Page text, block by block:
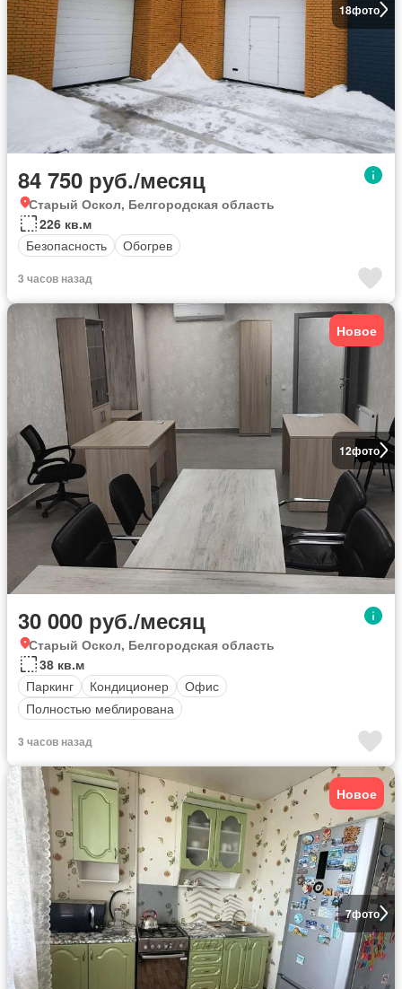
18фото
84 750 руб./месяц
Старый Оскол, Белгородская область
226 кв.м
Безопасность
Обогрев
3 часов назад
12фото
Новое
30 000 руб./месяц
Старый Оскол, Белгородская область
38 кв.м
Паркинг
Кондиционер
Офис
Полностью меблирована
3 часов назад
7фото
Новое